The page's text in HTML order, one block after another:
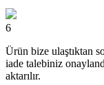
6
Ürün bize ulaştıktan
iade talebiniz
aktarılır.